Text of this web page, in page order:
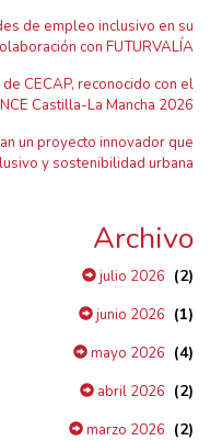
de empleo inclusivo en su
con FUTURVALÍA
CECAP, reconocido con el
Castilla-La Mancha 2026
un proyecto innovador que
y sostenibilidad urbana
Archivo
julio 2026 (2)
junio 2026 (1)
mayo 2026 (4)
abril 2026 (2)
marzo 2026 (2)